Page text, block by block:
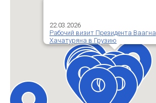
22.03.2026
Рабочий визит Президента Ваагна
Хачатуряна в Грузию